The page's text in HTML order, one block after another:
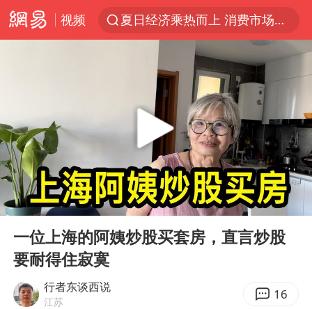
视频
夏日经济乘热而上 消费市场向新而行
见到女儿瞬间父亲眼里有了光
刘嘉玲晒与周星驰合照
香港刷新1884年以来最高气温纪录
独闯南太行的失联女生最后轨迹已确认
央视新主播李秋莹母校发文祝贺
上门女婿出轨女邻居多年被判重婚罪
国足U17与阿森纳决赛取消 并列冠军
Play
00:00 02:45
一位上海的阿姨炒股买套房，直言炒股
要耐得住寂寞
行者东谈西说
江苏 16